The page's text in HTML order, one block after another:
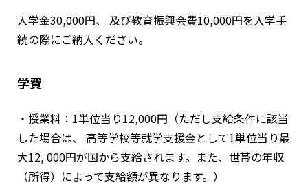
入学金30,000円、 及び教育振興会費10,000円を入学手
続の際にご納入ください。
学費
・授業料：1単位当り12,000円（ただし支給条件に該当
した場合は、 高等学校等就学支援金として1単位当り最
大12, 000円が国から支給されます。また、世帯の年収
（所得）によって支給額が異なります。）